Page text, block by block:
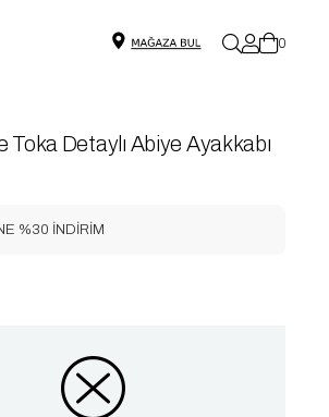
0
Toka Detaylı Abiye Ayakkabı
%30 İNDİRİM